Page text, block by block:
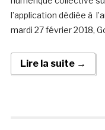
l’application dédiée à
mardi 27 février 2018,
Lire la suite →